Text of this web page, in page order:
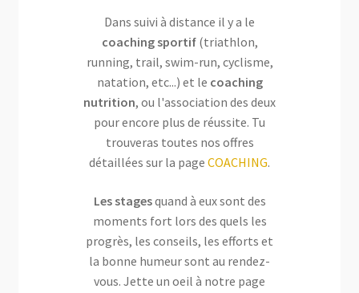
Dans suivi à distance il y a le
coaching sportif(triathlon,
running, trail, swim-run, cyclisme,
natation, etc...) et le coaching
nutrition, ou l'association des deux
pour encore plus de réussite. Tu
trouveras toutes nos offres
détaillées sur la page COACHING.
Les stagesquand à eux sont des
moments fort lors des quels les
progrès, les conseils, les efforts et
la bonne humeur sont au rendez-
vous. Jette un oeil à notre page